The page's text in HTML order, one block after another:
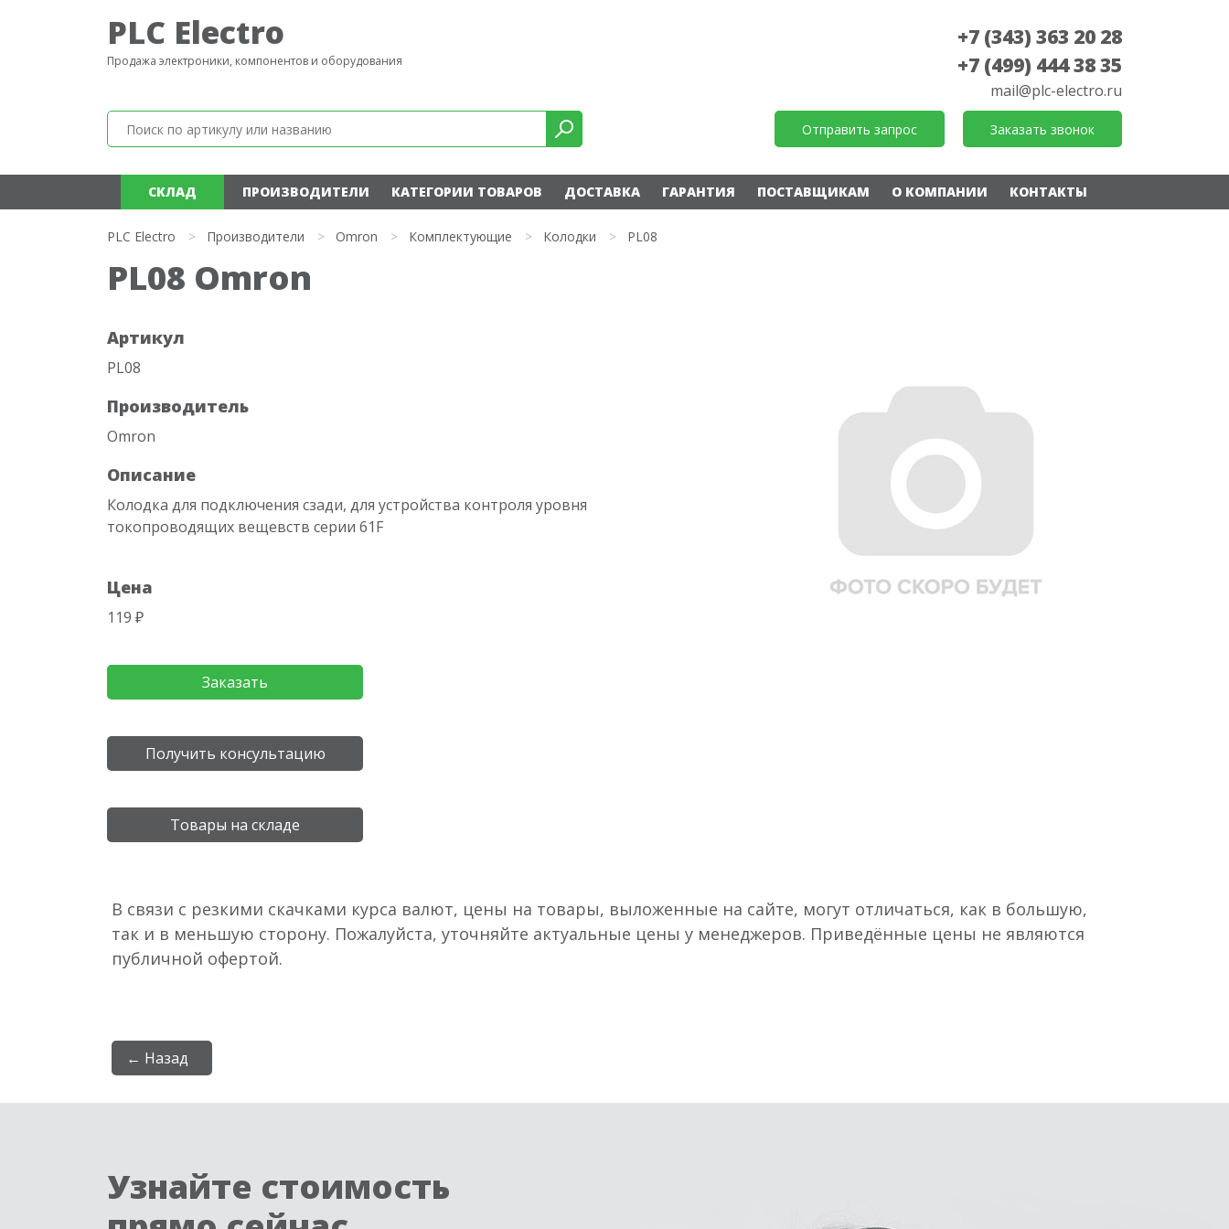
PLC Electro
Продажа электроники, компонентов и оборудования
+7 (343) 363 20 28
+7 (499) 444 38 35
mail@plc-electro.ru
Отправить запрос Заказать звонок
СКЛАД ПРОИЗВОДИТЕЛИ КАТЕГОРИИ ТОВАРОВ ДОСТАВКА ГАРАНТИЯ ПОСТАВЩИКАМ О КОМПАНИИ КОНТАКТЫ
PLC Electro > Производители > Omron > Комплектующие > Колодки > PL08
PL08 Omron
Артикул
PL08
Производитель
Omron
Описание
Колодка для подключения сзади, для устройства контроля уровня
токопроводящих вещевств серии 61F
Цена
119 ₽
Заказать
Получить консультацию
Товары на складе
В связи с резкими скачками курса валют, цены на товары, выложенные на сайте, могут отличаться, как в большую,
так и в меньшую сторону. Пожалуйста, уточняйте актуальные цены у менеджеров. Приведённые цены не являются
публичной офертой.
← Назад
Узнайте стоимость